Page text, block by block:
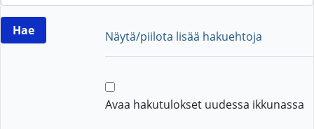
Näytä/piilota lisää hakuehtoja
Avaa hakutulokset uudessa ikkunassa